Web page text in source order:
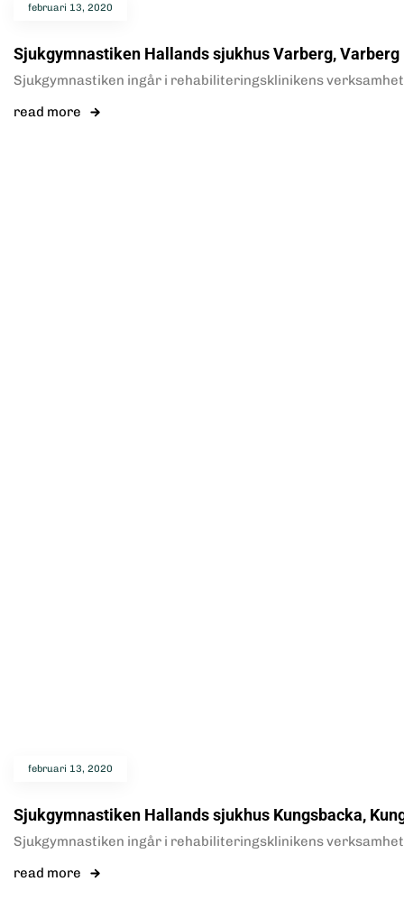
februari 13, 2020
Sjukgymnastiken Hallands sjukhus Varberg, Varberg
Sjukgymnastiken ingår i rehabiliteringsklinikens
read more
februari 13, 2020
Sjukgymnastiken Hallands sjukhus Kungsbacka,
Sjukgymnastiken ingår i rehabiliteringsklinikens
read more